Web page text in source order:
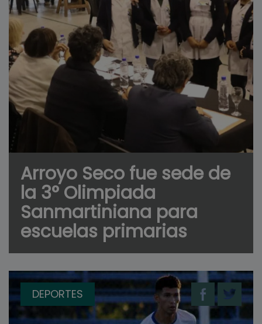
Arroyo Seco fue sede de
la 3° Olimpiada
Sanmartiniana para
escuelas primarias
DEPORTES